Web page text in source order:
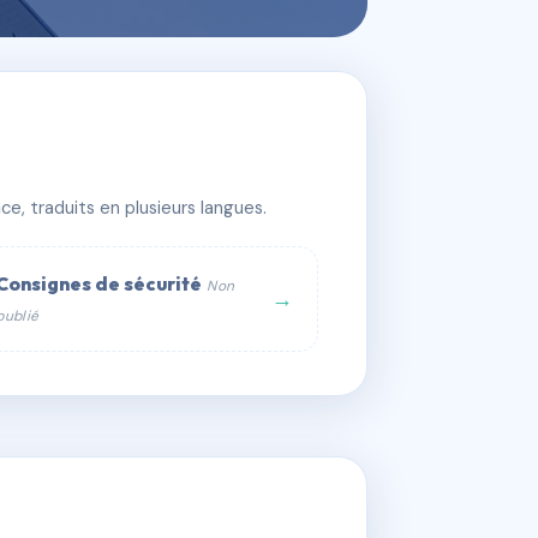
traduits en plusieurs langues.
de sécurité Non
→